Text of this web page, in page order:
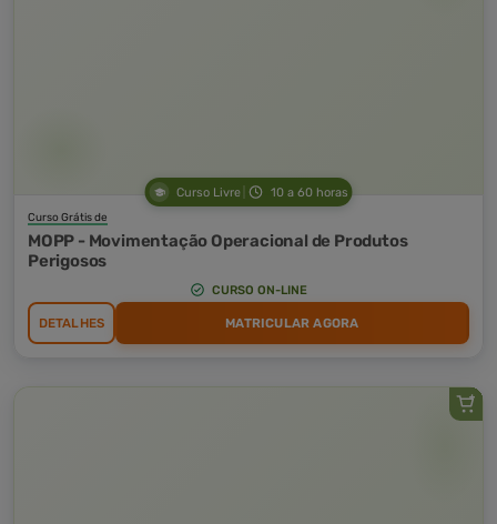
Curso Livre 10 a 60 horas
Curso Grátis de
MOPP - Movimentação Operacional de Produtos
Perigosos
CURSO ON-LINE
DETALHES MATRICULAR AGORA